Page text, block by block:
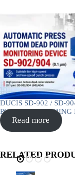
DUCIS SD-902 / SD-
POINT MONITORING
Read more
RELATED